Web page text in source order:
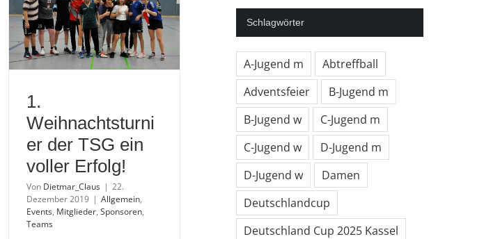
1.
Weihnachtsturni
er der TSG ein
voller Erfolg!
Von Dietmar_Claus | 22.
Dezember 2019 | Allgemein,
Events, Mitglieder, Sponsoren,
Teams
Schlagwörter
A-Jugend m
Abtreffball
Adventsfeier
B-Jugend m
B-Jugend w
C-Jugend m
C-Jugend w
D-Jugend m
D-Jugend w
Damen
Deutschlandcup
Deutschland Cup 2025 Kassel